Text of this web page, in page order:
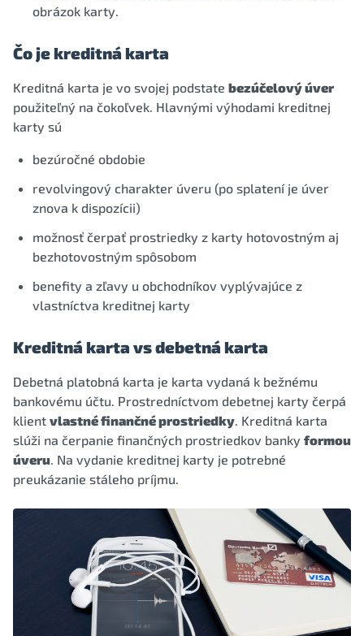
obrázok karty.
Čo je kreditná karta
Kreditná karta je vo svojej podstate bezúčelový úver
použiteľný na čokoľvek. Hlavnými výhodami kreditnej
karty sú
bezúročné obdobie
revolvingový charakter úveru (po splatení je úver
znova k dispozícii)
možnosť čerpať prostriedky z karty hotovostným aj
bezhotovostným spôsobom
benefity a zľavy u obchodníkov vyplývajúce z
vlastníctva kreditnej karty
Kreditná karta vs debetná karta
Debetná platobná karta je karta vydaná k bežnému
bankovému účtu. Prostredníctvom debetnej karty čerpá
klient vlastné finančné prostriedky. Kreditná karta
slúži na čerpanie finančných prostriedkov banky formou
úveru. Na vydanie kreditnej karty je potrebné
preukázanie stáleho príjmu.